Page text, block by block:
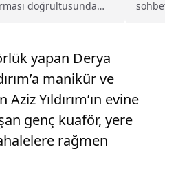
doğrultusunda
yapan Derya
manikür ve
Yıldırım’ın evine
genç kuaför, yere
rağmen